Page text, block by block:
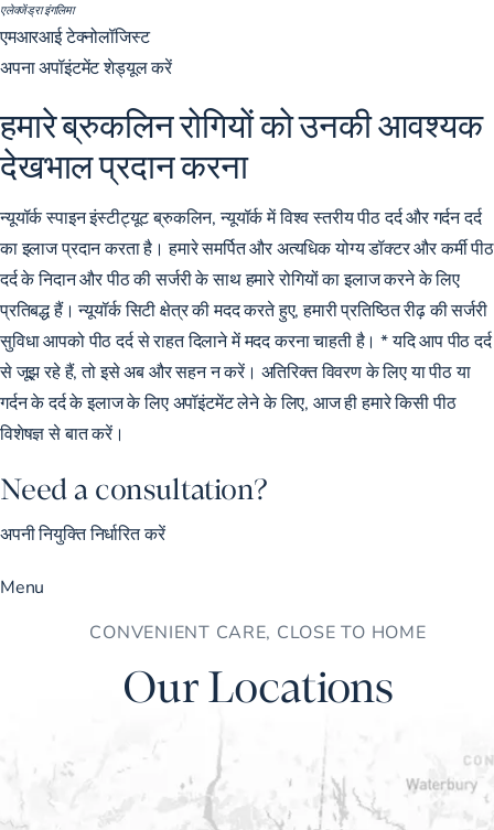
एलेक्जेंड्रा इंगलिमा
एमआरआई टेक्नोलॉजिस्ट
अपना अपॉइंटमेंट शेड्यूल करें
हमारे ब्रुकलिन रोगियों को उनकी आवश्यक
देखभाल प्रदान करना
न्यूयॉर्क स्पाइन इंस्टीट्यूट ब्रुकलिन, न्यूयॉर्क में विश्व स्तरीय पीठ दर्द और गर्दन दर्द
का इलाज प्रदान करता है। हमारे समर्पित और अत्यधिक योग्य डॉक्टर और कर्मी पीठ
दर्द के निदान और पीठ की सर्जरी के साथ हमारे रोगियों का इलाज करने के लिए
प्रतिबद्ध हैं। न्यूयॉर्क सिटी क्षेत्र की मदद करते हुए, हमारी प्रतिष्ठित रीढ़ की सर्जरी
सुविधा आपको पीठ दर्द से राहत दिलाने में मदद करना चाहती है। * यदि आप पीठ दर्द
से जूझ रहे हैं, तो इसे अब और सहन न करें। अतिरिक्त विवरण के लिए या पीठ या
गर्दन के दर्द के इलाज के लिए अपॉइंटमेंट लेने के लिए, आज ही हमारे किसी पीठ
विशेषज्ञ से बात करें।
Need a consultation?
अपनी नियुक्ति निर्धारित करें
Menu
CONVENIENT CARE, CLOSE TO HOME
Our Locations